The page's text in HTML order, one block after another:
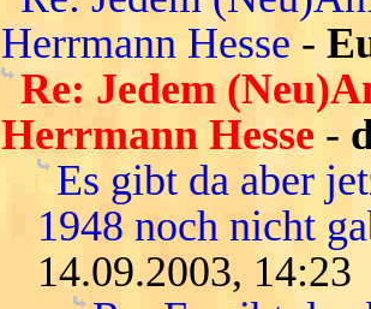
Herrmann Hesse -
Re: Jedem
Herrmann Hesse -
Es gibt da aber
1948 noch nicht
14.09.2003, 14:23